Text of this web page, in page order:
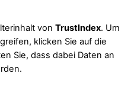
von TrustIndex. Um
klicken Sie auf die
Sie, dass dabei Daten an